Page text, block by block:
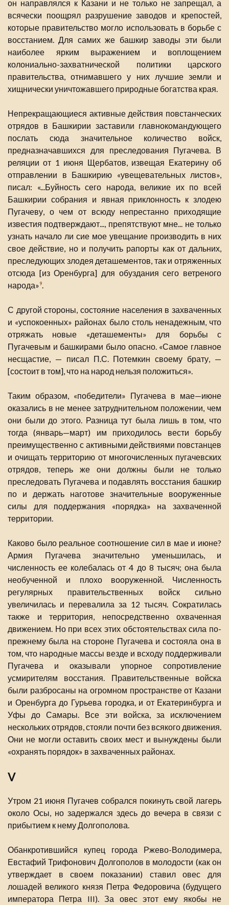
он направлялся к Казани и не только не запрещал, а
всячески поощрял разрушение заводов и крепостей,
которые правительство могло использовать в борьбе с
восстанием. Для самих же башкир заводы эти были
наиболее ярким выражением и воплощением
колониально-захватнической политики царского
правительства, отнимавшего у них лучшие земли и
хищнически уничтожавшего природные богатства края.
Непрекращающиеся активные действия повстанческих
отрядов в Башкирии заставили главнокомандующего
послать сюда значительное количество войск,
предназначавшихся для преследования Пугачева. В
реляции от 1 июня Щербатов, извещая Екатерину об
отправлении в Башкирию «увещевательных листов»,
писал: «...Буйность сего народа, великие их по всей
Башкирии собрания и явная приклонность к злодею
Пугачеву, о чем от всюду непрестанно приходящие
известия подтверждают..., препятствуют мне... не только
узнать начало ли сие мое увещание производить в них
свое действие, но и получить рапорты как от дальних,
преследующих злодея деташементов, так и отряженных
отсюда [из Оренбурга] для обуздания сего ветреного
народа»9
С другой стороны, состояние населения в захваченных
и «успокоенных» районах было столь ненадежным, что
отряжать новые «деташементы» для борьбы с
Пугачевым и башкирами было опасно. «Самое главное
несщастие, — писал П.С. Потемкин своему брату, —
[состоит в том], что на народ нельзя положиться».
Таким образом, «победители» Пугачева в мае—июне
оказались в не менее затруднительном положении, чем
они были до этого. Разница тут была лишь в том, что
тогда (январь—март) им приходилось вести борьбу
преимущественно с активными действиями повстанцев
и очищать территорию от многочисленных пугачевских
отрядов, теперь же они должны были не только
преследовать Пугачева и подавлять восстания башкир
по и держать наготове значительные вооруженные
силы для поддержания «порядка» на захваченной
территории.
Каково было реальное соотношение сил в мае и июне?
Армия Пугачева значительно уменьшилась, и
численность ее колебалась от 4 до 8 тысяч; она была
необученной и плохо вооруженной. Численность
регулярных правительственных войск сильно
увеличилась и перевалила за 12 тысяч. Сократилась
также и территория, непосредственно охваченная
движением. Но при всех этих обстоятельствах сила по-
прежнему была на стороне Пугачева и состояла она в
том, что народные массы везде и всходу поддерживали
Пугачева и оказывали упорное сопротивление
усмирителям восстания. Правительственные войска
были разбросаны на огромном пространстве от Казани
и Оренбурга до Гурьева городка, и от Екатеринбурга и
Уфы до Самары. Все эти войска, за исключением
нескольких отрядов, стояли почти без всякого движения.
Они не могли оставить своих мест и вынуждены были
«охранять порядок» в захваченных районах.
V
Утром 21 июня Пугачев собрался покинуть свой лагерь
около Осы, но задержался здесь до вечера в связи с
прибытием к нему Долгополова.
Обанкротившийся купец города Ржево-Володимера,
Евстафий Трифонович Долгополов в молодости (как он
утверждает в своем показании) ставил овес для
лошадей великого князя Петра Федоровича (будущего
императора Петра III). За овес этот ему якобы не